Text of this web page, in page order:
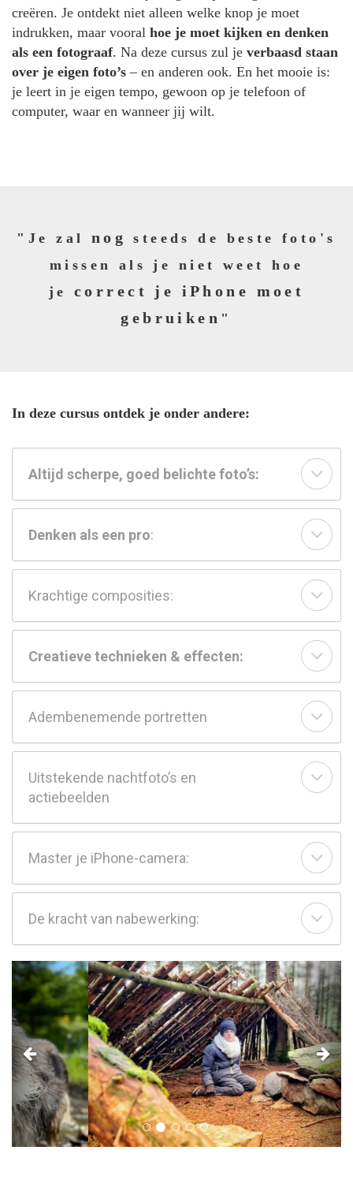
creëren. Je ontdekt niet alleen welke knop je moet
indrukken, maar vooral hoe je moet kijken en denken
als een fotograaf. Na deze cursus zul je verbaasd staan
over je eigen foto’s – en anderen ook. En het mooie is:
je leert in je eigen tempo, gewoon op je telefoon of
computer, waar en wanneer jij wilt.
"Je zal nog
steeds de beste foto's
missen als je niet weet hoe
jecorrect je iPhone moet
gebruiken "
In deze cursus ontdek je onder andere:
Altijd scherpe, goed belichte foto’s:
Denken als een pro:
Krachtige composities:
Creatieve technieken & effecten:
Adembenemende portretten
Uitstekende nachtfoto’s en
actiebeelden
Master je iPhone-camera:
De kracht van nabewerking:
Previous Next